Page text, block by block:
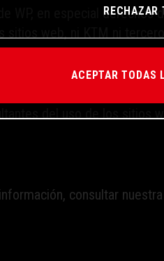
WP, en especial
web, ni KTM ni
cuidado, WP no
del uso de los sitios
consultar
RECHAZAR
ACEPTAR TODAS